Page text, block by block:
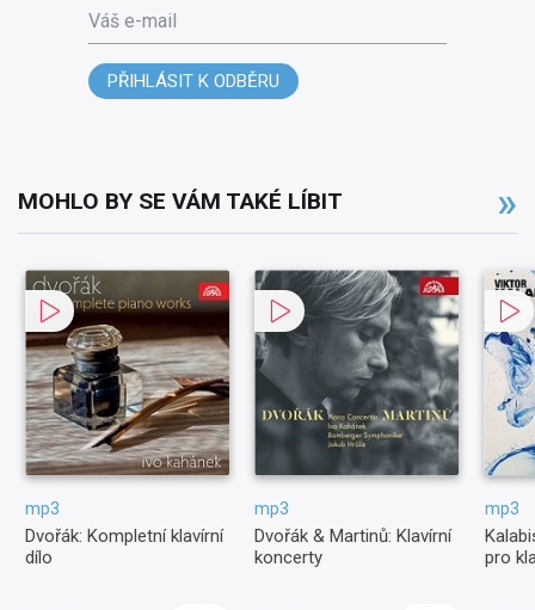
Váš e-mail
PŘIHLÁSIT K ODBĚRU
MOHLO BY SE VÁM TAKÉ LÍBIT
mp3
Dvořák: Kompletní klavírní
dílo
mp3
Dvořák & Martinů: Klavírní
koncerty
mp3
pro